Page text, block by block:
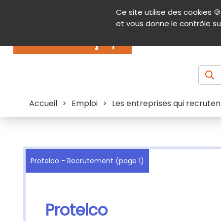
Ce site utilise des cookies 🍪
et vous donne le contrôle
Contenu Aide et accessibilité Menu
Accueil > Emploi > Les entreprises qui
Protelco - Recrutement (page 1)
Protelco